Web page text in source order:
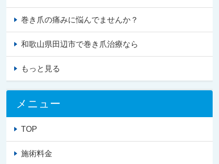
巻き爪の痛みに悩んでませんか？
和歌山県田辺市で巻き爪治療なら
もっと見る
メニュー
TOP
施術料金